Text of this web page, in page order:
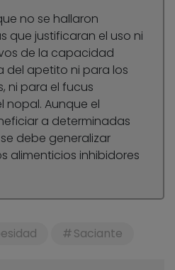
no se hallaron
que justificaran el uso ni
de la capacidad
del apetito ni para los
ni para el fucus
nopal. Aunque el
a determinadas
debe generalizar
alimenticios inhibidores
Saciante